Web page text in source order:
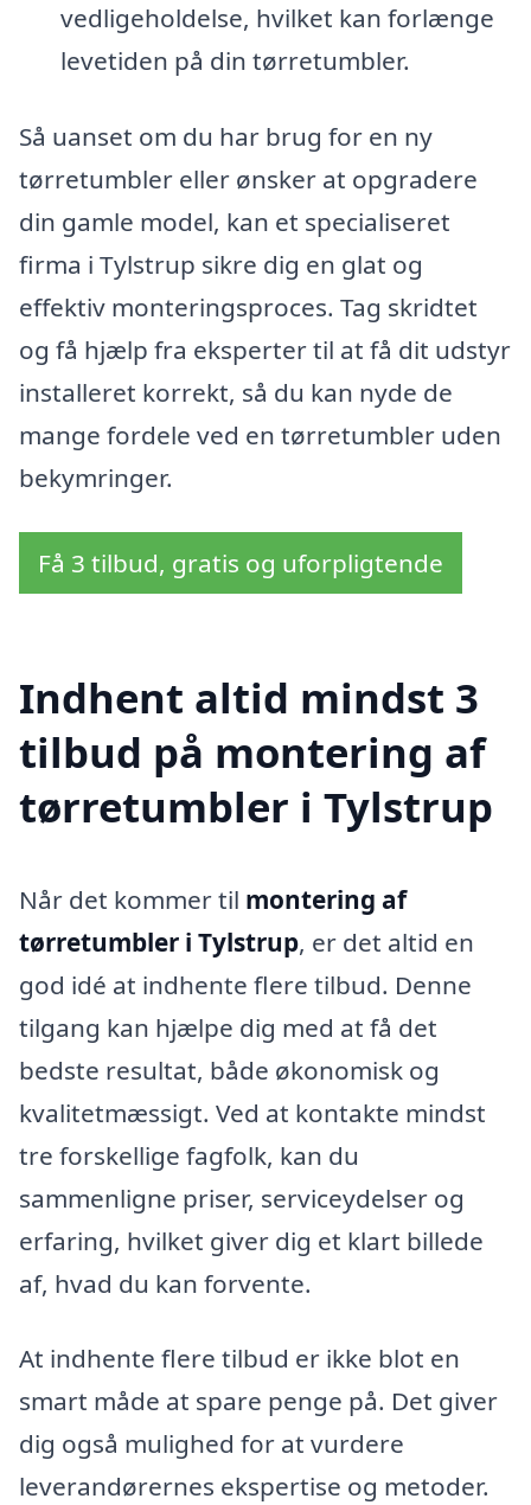
vedligeholdelse, hvilket kan forlænge
levetiden på din tørretumbler.
Så uanset om du har brug for en ny
tørretumbler eller ønsker at opgradere
din gamle model, kan et specialiseret
firma i Tylstrup sikre dig en glat og
effektiv monteringsproces. Tag skridtet
og få hjælp fra eksperter til at få dit udstyr
installeret korrekt, så du kan nyde de
mange fordele ved en tørretumbler uden
bekymringer.
Få 3 tilbud, gratis og uforpligtende
Indhent altid mindst 3
tilbud på montering af
tørretumbler i Tylstrup
Når det kommer til montering af
tørretumbler i Tylstrup, er det altid en
god idé at indhente flere tilbud. Denne
tilgang kan hjælpe dig med at få det
bedste resultat, både økonomisk og
kvalitetmæssigt. Ved at kontakte mindst
tre forskellige fagfolk, kan du
sammenligne priser, serviceydelser og
erfaring, hvilket giver dig et klart billede
af, hvad du kan forvente.
At indhente flere tilbud er ikke blot en
smart måde at spare penge på. Det giver
dig også mulighed for at vurdere
leverandørernes ekspertise og metoder.